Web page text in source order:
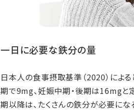
一日に必要な鉄分の量
日本人の食事摂取基準（2020）によ
期で9mg、妊娠中期・後期は16mgと
期以降は、たくさんの鉄分が必要にな